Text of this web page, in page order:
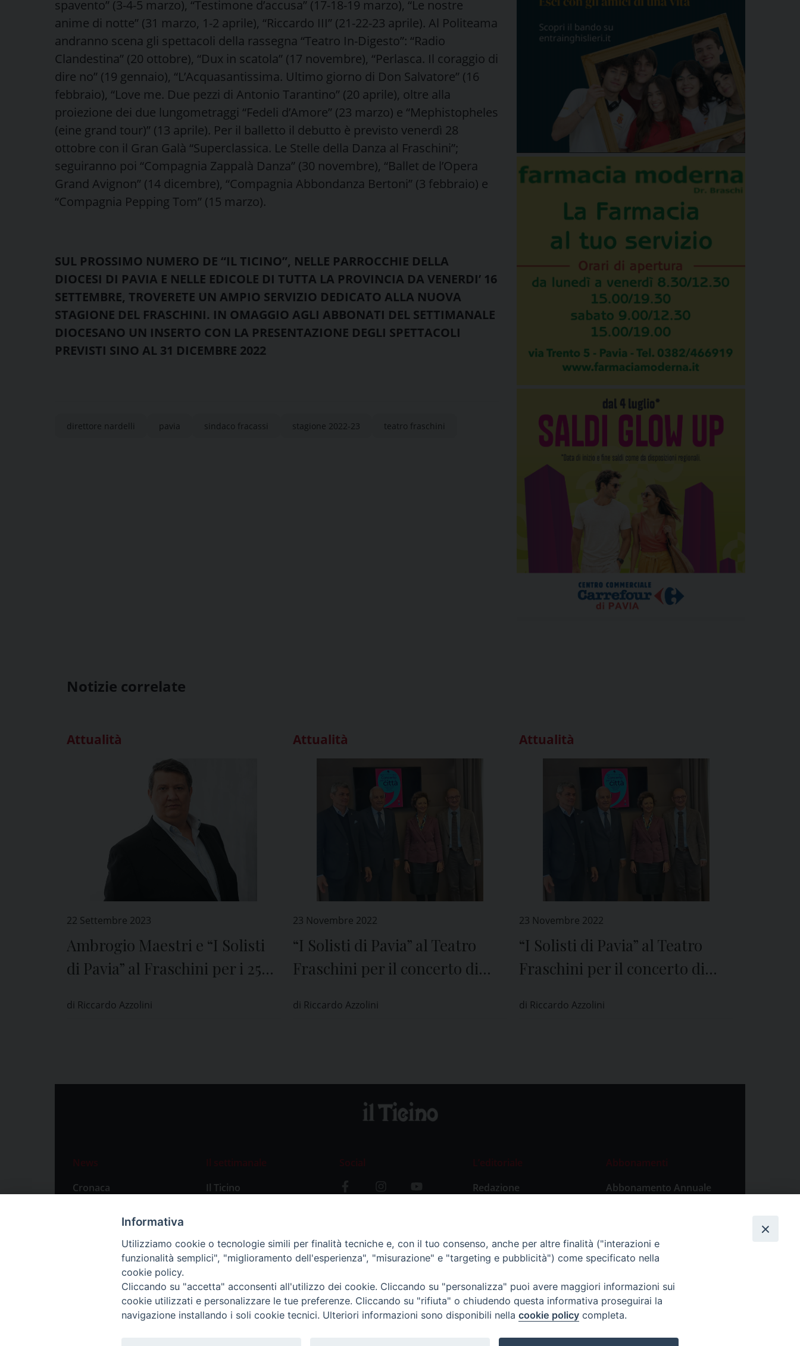
spavento” (3-4-5 marzo), “Testimone d’accusa” (17-18-19 marzo), “Le nostre
anime di notte” (31 marzo, 1-2 aprile), “Riccardo III” (21-22-23 aprile). Al Politeama
andranno scena gli spettacoli della rassegna “Teatro In-Digesto”: “Radio
Clandestina” (20 ottobre), “Dux in scatola” (17 novembre), “Perlasca. Il coraggio di
dire no” (19 gennaio), “L’Acquasantissima. Ultimo giorno di Don Salvatore” (16
febbraio), “Love me. Due pezzi di Antonio Tarantino” (20 aprile), oltre alla
proiezione dei due lungometraggi “Fedeli d’Amore” (23 marzo) e “Mephistopheles
(eine grand tour)” (13 aprile). Per il balletto il debutto è previsto venerdì 28
ottobre con il Gran Galà “Superclassica. Le Stelle della Danza al Fraschini”;
seguiranno poi “Compagnia Zappalà Danza” (30 novembre), “Ballet de l’Opera
Grand Avignon” (14 dicembre), “Compagnia Abbondanza Bertoni” (3 febbraio) e
“Compagnia Pepping Tom” (15 marzo).
SUL PROSSIMO NUMERO DE “IL TICINO”, NELLE PARROCCHIE DELLA
DIOCESI DI PAVIA E NELLE EDICOLE DI TUTTA LA PROVINCIA DA VENERDI’ 16
SETTEMBRE, TROVERETE UN AMPIO SERVIZIO DEDICATO ALLA NUOVA
STAGIONE DEL FRASCHINI. IN OMAGGIO AGLI ABBONATI DEL SETTIMANALE
DIOCESANO UN INSERTO CON LA PRESENTAZIONE DEGLI SPETTACOLI
PREVISTI SINO AL 31 DICEMBRE 2022
direttore nardelli pavia sindaco fracassi stagione 2022-23 teatro fraschini
Notizie correlate
Attualità
22 Settembre 2023
Ambrogio Maestri e “I Solisti
di Pavia” al Fraschini per i 250
di Riccardo Azzolini
Attualità
23 Novembre 2022
“I Solisti di Pavia” al Teatro
Fraschini per il concerto di
solidarietà
di Riccardo Azzolini
Attualità
23 Novembre 2022
“I Solisti di Pavia” al Teatro
Fraschini per il concerto di
solidarietà
di Riccardo Azzolini
News
Cronaca
Primo Piano
Il settimanale
Il Ticino
Social
L’editoriale
Redazione
Abbonamenti
Abbonamento Annuale
Abbonamento Singola
Informativa
Utilizziamo cookie o tecnologie simili per finalità tecniche e, con il tuo consenso, anche per altre finalità ("interazioni e
funzionalità semplici", "miglioramento dell'esperienza", "misurazione" e "targeting e pubblicità") come specificato nella
cookie policy.
Cliccando su "accetta" acconsenti all'utilizzo dei cookie. Cliccando su "personalizza" puoi avere maggiori informazioni sui
cookie utilizzati e personalizzare le tue preferenze. Cliccando su "rifiuta" o chiudendo questa informativa proseguirai la
navigazione installando i soli cookie tecnici. Ulteriori informazioni sono disponibili nella cookie policy completa.